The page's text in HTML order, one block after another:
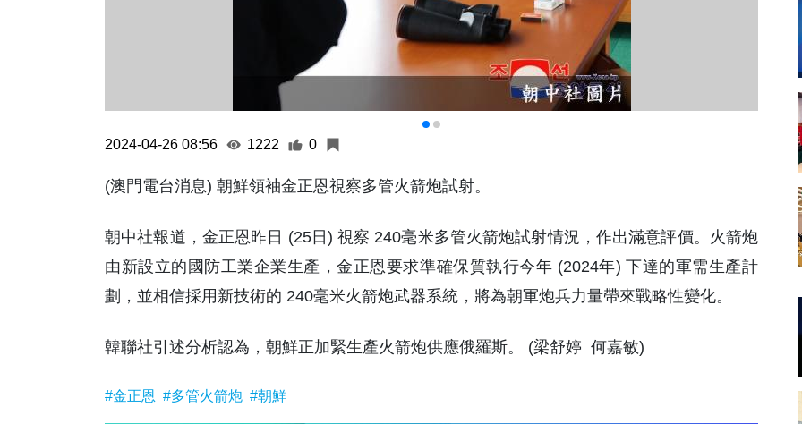
2024-04-26 08:56 1222 0
(澳門電台消息) 朝鮮領袖金正恩視察多管火箭炮試射。
朝中社報道，金正恩昨日 (25日) 視察 240毫米多管火箭炮試射情況，作出滿意評價。火箭炮
由新設立的國防工業企業生產，金正恩要求準確保質執行今年 (2024年) 下達的軍需生產計
劃，並相信採用新技術的 240毫米火箭炮武器系統，將為朝軍炮兵力量帶來戰略性變化。
韓聯社引述分析認為，朝鮮正加緊生產火箭炮供應俄羅斯。 (梁舒婷 何嘉敏)
#金正恩 #多管火箭炮 #朝鮮